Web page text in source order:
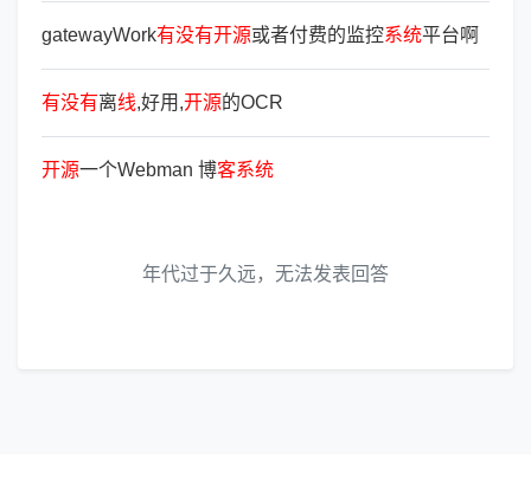
gatewayWork有没有开源或者付费的监控系统平台啊
有没有离线,好用,开源的OCR
开源一个Webman 博客系统
年代过于久远，无法发表回答